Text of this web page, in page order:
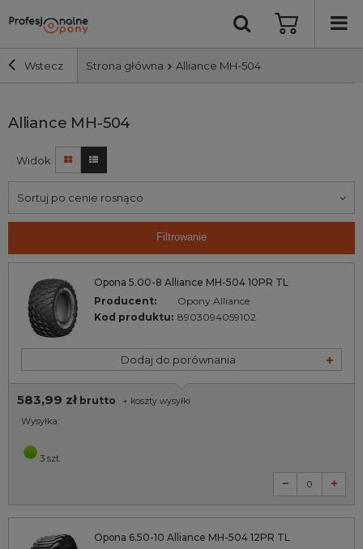
Wstecz Strona główna Alliance MH-504
Szerokość i profil
Średnica
Producent
Nośność
Alliance MH-504
Widok
Sortuj po cenie rosnąco
Filtrowanie
Opona 5.00-8 Alliance MH-504 10PR TL
Producent:
Opony Alliance
Kod produktu: 8903094059102
Dodaj do porównania
583,99 zł brutto + koszty wysyłki
Wysyłka:
3 szt.
Opona 6.50-10 Alliance MH-504 12PR TL